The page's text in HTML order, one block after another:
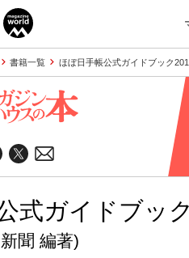
書籍一覧 ほぼ日手帳公式ガイドブック
式ガイドブッ
聞 編著)